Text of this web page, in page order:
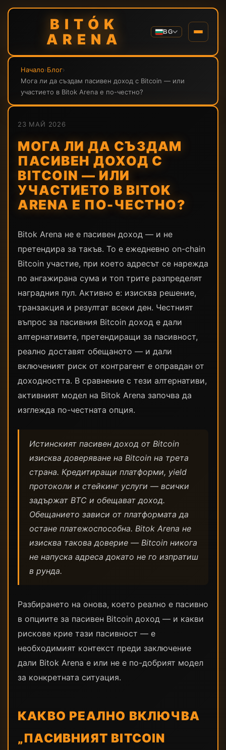
BITÓK
ARENA
BG
Начало›Блог›
Мога ли да създам пасивен доход с Bitcoin — или
участието в Bitok Arena е по-честно?
23 МАЙ 2026
МОГА ЛИ ДА СЪЗДАМ
ПАСИВЕН ДОХОД С
BITCOIN — ИЛИ
УЧАСТИЕТО В BITOK
ARENA Е ПО-ЧЕСТНО?
Bitok Arena не е пасивен доход — и не
претендира за такъв. То е ежедневно on-chain
Bitcoin участие, при което адресът се нарежда
по ангажирана сума и топ трите разпределят
наградния пул. Активно е: изисква решение,
транзакция и резултат всеки ден. Честният
въпрос за пасивния Bitcoin доход е дали
алтернативите, претендиращи за пасивност,
реално доставят обещаното — и дали
включеният риск от контрагент е оправдан от
доходността. В сравнение с тези алтернативи,
активният модел на Bitok Arena започва да
изглежда по-честната опция.
Истинският пасивен доход от Bitcoin
изисква доверяване на Bitcoin на трета
страна. Кредитиращи платформи, yield
протоколи и стейкинг услуги — всички
задържат BTC и обещават доход.
Обещанието зависи от платформата да
остане платежоспособна. Bitok Arena не
изисква такова доверие — Bitcoin никога
не напуска адреса докато не го изпратиш
в рунда.
Разбирането на онова, което реално е пасивно
в опциите за пасивен Bitcoin доход — и какви
рискове крие тази пасивност — е
необходимият контекст преди заключение
дали Bitok Arena е или не е по-добрият модел
за конкретната ситуация.
КАКВО РЕАЛНО ВКЛЮЧВА
„ПАСИВНИЯТ BITCOIN